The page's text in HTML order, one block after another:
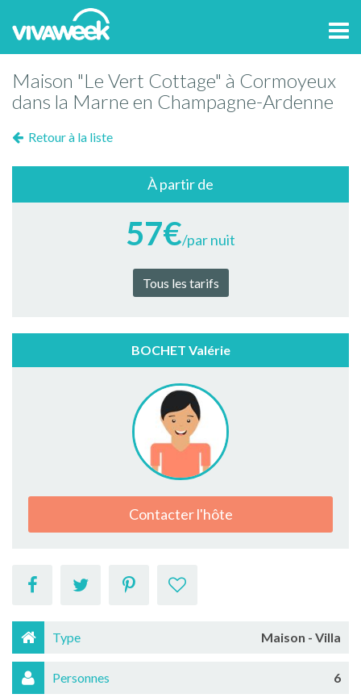
Maison "Le Vert Cottage" à Cormoyeux
dans la Marne en Champagne-Ardenne
Retour à la liste
À partir de
57€/par nuit
Tous les tarifs
BOCHET Valérie
Contacter l'hôte
Type Maison - Villa
Personnes 6